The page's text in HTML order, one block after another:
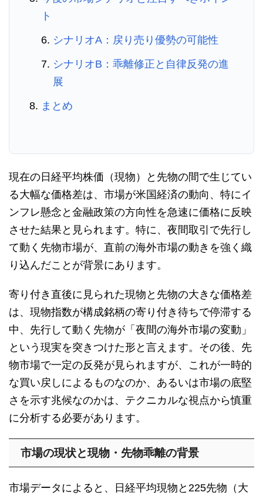
ト
シナリオA：戻り売り優勢の可能性
シナリオB：乖離修正と自律反発の進
展
まとめ
現在の日経平均株価（現物）と先物の間で生じてい
る大幅な価格差は、市場が米国経済の動向、特にイ
ンフレ懸念と金融政策の方向性を急速に価格に反映
させた結果と見られます。特に、夜間取引で先行し
て動く先物市場が、直前の海外市場の動きを強く織
り込んだことが背景にあります。
寄り付き直後に見られた現物と先物の大きな価格差
は、現物指数が構成銘柄の寄り付き待ちで停滞する
中、先行して動く先物が「夜間の海外市場の変動」
という現実を突きつけた形と言えます。その後、先
物市場で一定の反発が見られますが、これが一時的
な買い戻しによるものなのか、あるいは市場の底堅
さを示す兆候なのかは、テクニカルな視点から慎重
に分析する必要があります。
市場の現状と現物・先物乖離の背景
市場データによると、日経平均現物と225先物（大